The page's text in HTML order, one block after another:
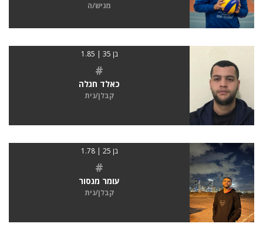
מגיש/ה
בן 35 | 1.85
#
כאלד חגלה
קבלן/נית
בן 25 | 1.78
#
עומר מנסור
קבלן/נית